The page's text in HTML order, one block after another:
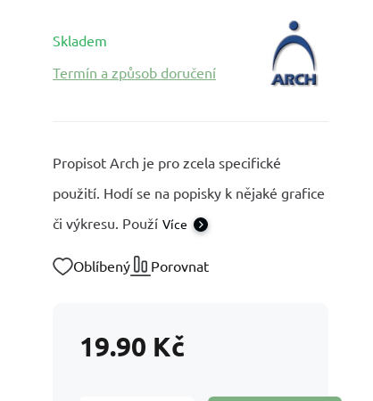
Skladem
Termín a způsob doručení
Propisot Arch je pro zcela specifické
použití. Hodí se na popisky k nějaké grafice
či výkresu. Použí Více
Oblíbený Porovnat
19.90 Kč